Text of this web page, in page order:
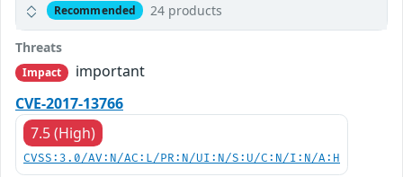
Recommended 24 products
Threats
Impact
important
CVE-2017-13766
7.5 (High)
CVSS:3.0/AV:N/AC:L/PR:N/UI:N/S:U/C:N/I:N/A:H